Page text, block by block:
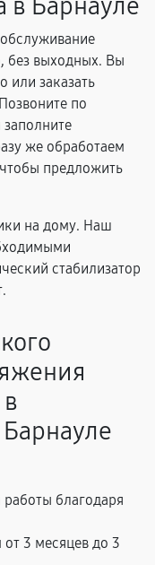
в Барнауле
без выходных. Вы
или заказать
по
же обработаем
предложить
на дому. Наш
стабилизатор
благодаря
3 месяцев до 3